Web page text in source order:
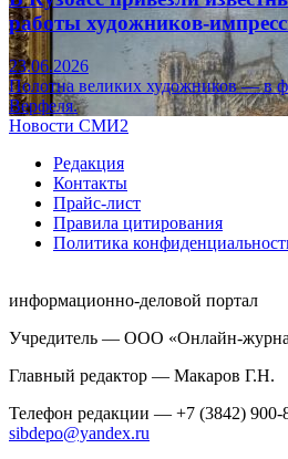
работы художников-
23.06.2026
Полотна великих художников — в
Верфеля.
Новости СМИ2
Редакция
Контакты
Прайс-лист
Правила цитирования
Политика
информационно-деловой портал
Учредитель — ООО «Онлайн-
Главный редактор — Макаров Г.Н.
Телефон редакции — +7 (3842)
sibdepo@yandex.ru